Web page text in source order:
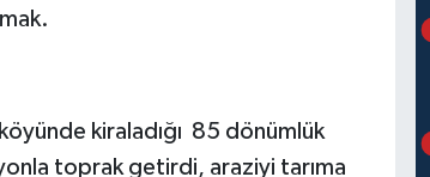
kiraladığı 85 dönümlük
toprak getirdi, araziyi tarıma